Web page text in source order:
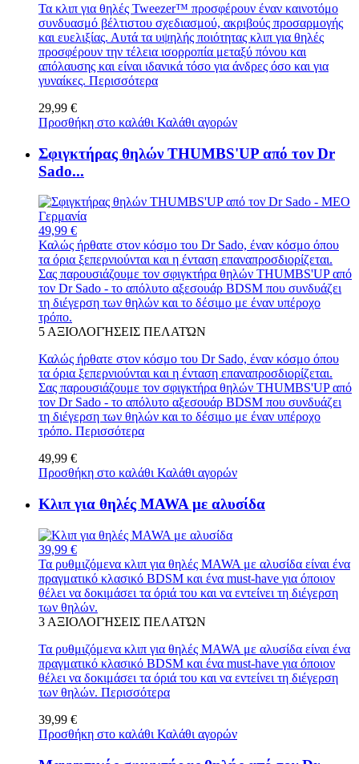
Τα κλιπ για θηλές Tweezer™ προσφέρουν έναν καινοτόμο
συνδυασμό βέλτιστου σχεδιασμού, ακριβούς προσαρμογής
και ευελιξίας. Αυτά τα υψηλής ποιότητας κλιπ για θηλές
προσφέρουν την τέλεια ισορροπία μεταξύ πόνου και
απόλαυσης και είναι ιδανικά τόσο για άνδρες όσο και για
γυναίκες. Περισσότερα
29,99 €
Προσθήκη στο καλάθι Καλάθι αγορών
Σφιγκτήρας θηλών THUMBS'UP από τον Dr
Sado...
49,99 €
Καλώς ήρθατε στον κόσμο του Dr Sado, έναν κόσμο όπου
τα όρια ξεπερνιούνται και η ένταση επαναπροσδιορίζεται.
Σας παρουσιάζουμε τον σφιγκτήρα θηλών THUMBS'UP από
τον Dr Sado - το απόλυτο αξεσουάρ BDSM που συνδυάζει
τη διέγερση των θηλών και το δέσιμο με έναν υπέροχο
τρόπο.
5ΑΞΙΟΛΟΓΉΣΕΙΣ ΠΕΛΑΤΏΝ
Καλώς ήρθατε στον κόσμο του Dr Sado, έναν κόσμο όπου
τα όρια ξεπερνιούνται και η ένταση επαναπροσδιορίζεται.
Σας παρουσιάζουμε τον σφιγκτήρα θηλών THUMBS'UP από
τον Dr Sado - το απόλυτο αξεσουάρ BDSM που συνδυάζει
τη διέγερση των θηλών και το δέσιμο με έναν υπέροχο
τρόπο. Περισσότερα
49,99 €
Προσθήκη στο καλάθι Καλάθι αγορών
Κλιπ για θηλές MAWA με αλυσίδα
39,99 €
Τα ρυθμιζόμενα κλιπ για θηλές MAWA με αλυσίδα είναι ένα
πραγματικό κλασικό BDSM και ένα must-have για όποιον
θέλει να δοκιμάσει τα όριά του και να εντείνει τη διέγερση
των θηλών.
3 ΑΞΙΟΛΟΓΉΣΕΙΣ ΠΕΛΑΤΏΝ
Τα ρυθμιζόμενα κλιπ για θηλές MAWA με αλυσίδα είναι ένα
πραγματικό κλασικό BDSM και ένα must-have για όποιον
θέλει να δοκιμάσει τα όριά του και να εντείνει τη διέγερση
των θηλών. Περισσότερα
39,99 €
Προσθήκη στο καλάθι Καλάθι αγορών